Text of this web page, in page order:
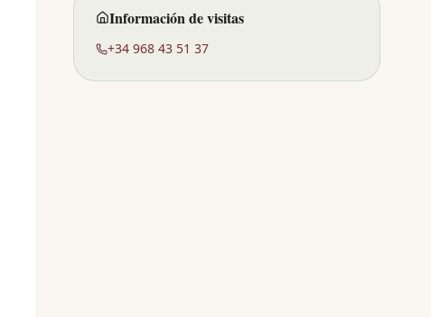
Información de visitas
+34 968 43 51 37